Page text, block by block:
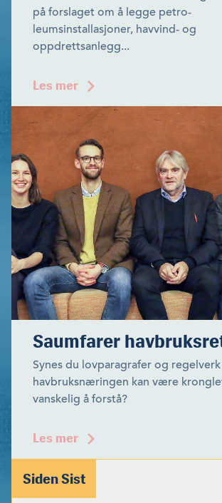
på forslaget om å legge petro­
leumsinstallasjoner, havvind- og
oppdrettsanlegg...
Les mer
Saumfarer
Synes du lovparagrafer og
havbruksnæringen kan være
vanskelig å forstå?
Les mer
Siden Sist